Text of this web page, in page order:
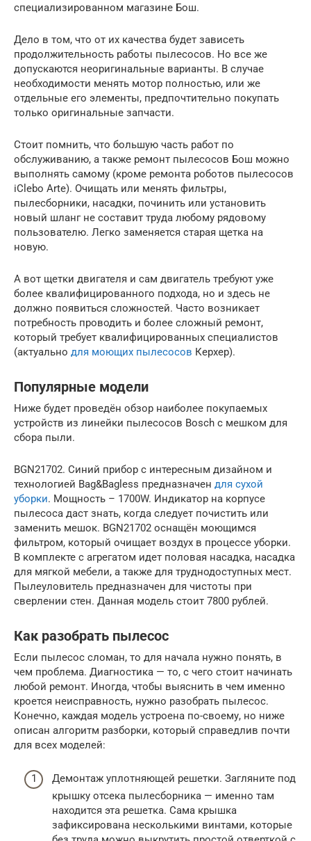
специализированном магазине Бош.
Дело в том, что от их качества будет зависеть
продолжительность работы пылесосов. Но все же
допускаются неоригинальные варианты. В случае
необходимости менять мотор полностью, или же
отдельные его элементы, предпочтительно покупать
только оригинальные запчасти.
Стоит помнить, что большую часть работ по
обслуживанию, а также ремонт пылесосов Бош можно
выполнять самому (кроме ремонта роботов пылесосов
iClebo Arte). Очищать или менять фильтры,
пылесборники, насадки, починить или установить
новый шланг не составит труда любому рядовому
пользователю. Легко заменяется старая щетка на
новую.
А вот щетки двигателя и сам двигатель требуют уже
более квалифицированного подхода, но и здесь не
должно появиться сложностей. Часто возникает
потребность проводить и более сложный ремонт,
который требует квалифицированных специалистов
(актуально для моющих пылесосов Керхер).
Популярные модели
Ниже будет проведён обзор наиболее покупаемых
устройств из линейки пылесосов Bosch с мешком для
сбора пыли.
BGN21702. Синий прибор с интересным дизайном и
технологией Bag&Bagless предназначен для сухой
уборки. Мощность – 1700W. Индикатор на корпусе
пылесоса даст знать, когда следует почистить или
заменить мешок. BGN21702 оснащён моющимся
фильтром, который очищает воздух в процессе уборки.
В комплекте с агрегатом идет половая насадка, насадка
для мягкой мебели, а также для труднодоступных мест.
Пылеуловитель предназначен для чистоты при
сверлении стен. Данная модель стоит 7800 рублей.
Как разобрать пылесос
Если пылесос сломан, то для начала нужно понять, в
чем проблема. Диагностика — то, с чего стоит начинать
любой ремонт. Иногда, чтобы выяснить в чем именно
кроется неисправность, нужно разобрать пылесос.
Конечно, каждая модель устроена по-своему, но ниже
описан алгоритм разборки, который справедлив почти
для всех моделей:
Демонтаж уплотняющей решетки. Загляните под
крышку отсека пылесборника — именно там
находится эта решетка. Сама крышка
зафиксирована несколькими винтами, которые